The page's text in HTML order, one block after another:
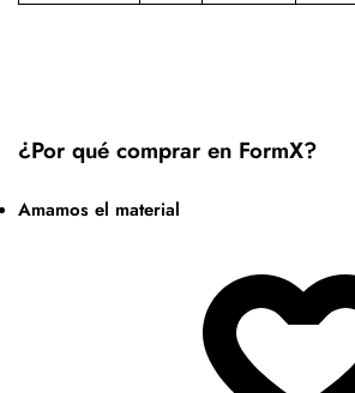
¿Por qué comprar en FormX?
Amamos el material